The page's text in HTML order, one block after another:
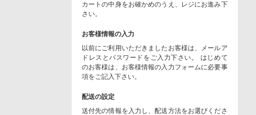
カートの中身をお確かめのうえ、レジにお進み下
さい。
お客様情報の入力
以前にご利用いただきましたお客様は、メールア
ドレスとパスワードをご入力下さい。 はじめて
のお客様は、お客様情報の入力フォームに必要事
項をご記入下さい。
配送の設定
送付先の情報を入力し、配送方法をお選びくださ